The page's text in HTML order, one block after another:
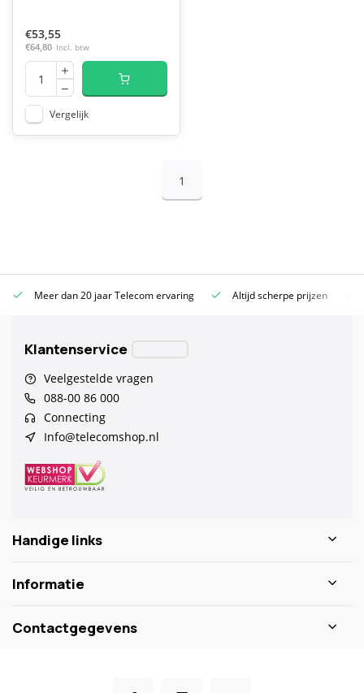
€53,55
€64,80 Incl. btw
Vergelijk
1
Meer dan 20 jaar Telecom ervaring Altijd scherpe prijzen
Klantenservice
Veelgestelde vragen
088-00 86 000
Connecting
Info@telecomshop.nl
Handige links
Informatie
Contactgegevens